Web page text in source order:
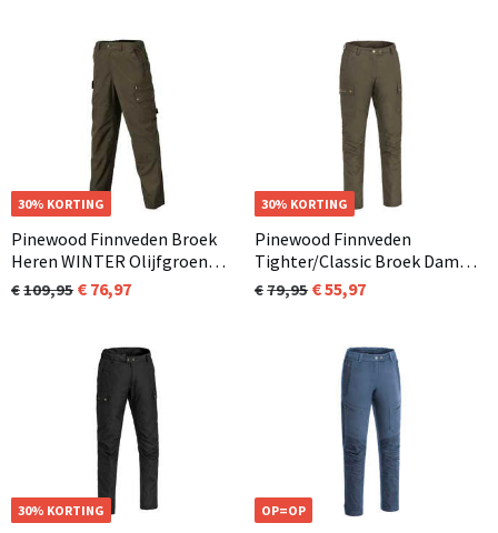
OP=OP
30% KORTING
Pinewood Finnveden Broek
Heren WINTER Olijfgroen
(128)
109,95 76,97
OP=OP
30% KORTING
Pinewood Finnveden
Tighter/Classic Broek Dames
Olijfgroen (128)
79,95 55,97
OP=OP
30% KORTING OP=OP